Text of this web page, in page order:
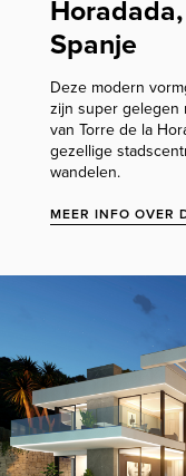
Spanje
Deze modern
zijn super gelegen
van Torre de la
gezellige
wandelen.
MEER INFO OVER